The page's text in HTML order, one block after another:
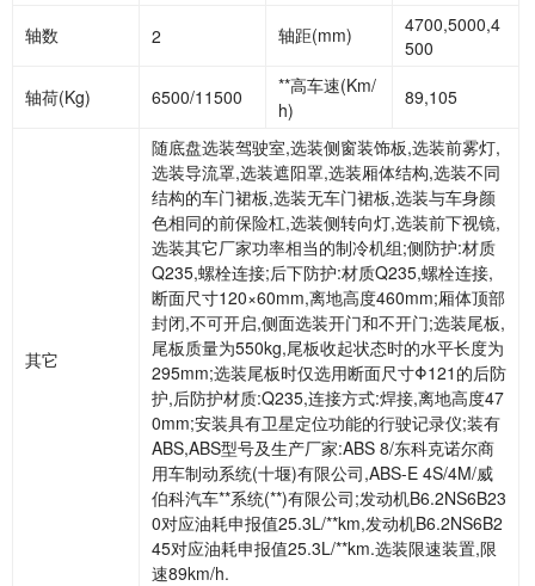
轴数
2 轴距(mm)
4700,5000,4
500
轴荷(Kg) 6500/11500 **高车速(Km/
h)
89,105
其它
随底盘选装驾驶室,选装侧窗装饰板,选装前雾灯,
选装导流罩,选装遮阳罩,选装厢体结构,选装不同
结构的车门裙板,选装无车门裙板,选装与车身颜
色相同的前保险杠,选装侧转向灯,选装前下视镜,
选装其它厂家功率相当的制冷机组;侧防护:材质
Q235,螺栓连接;后下防护:材质Q235,螺栓连接,
断面尺寸120×60mm,离地高度460mm;厢体顶部
封闭,不可开启,侧面选装开门和不开门;选装尾板,
尾板质量为550kg,尾板收起状态时的水平长度为
295mm;选装尾板时仅选用断面尺寸Φ121的后防
护,后防护材质:Q235,连接方式:焊接,离地高度47
0mm;安装具有卫星定位功能的行驶记录仪;装有
ABS,ABS型号及生产厂家:ABS 8/东科克诺尔商
用车制动系统(十堰)有限公司,ABS-E 4S/4M/威
伯科汽车**系统(**)有限公司;发动机B6.2NS6B23
0对应油耗申报值25.3L/**km,发动机B6.2NS6B2
45对应油耗申报值25.3L/**km.选装限速装置,限
速89km/h.